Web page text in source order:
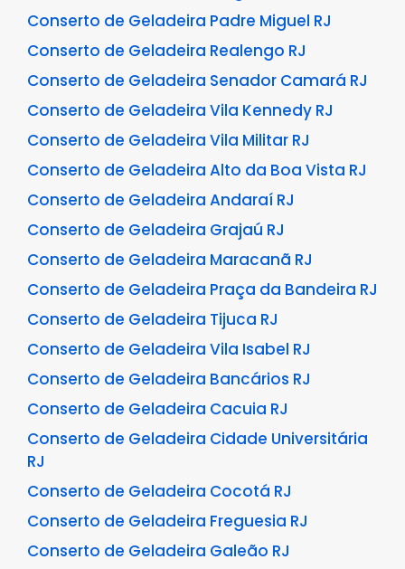
Conserto de Geladeira Padre Miguel RJ
Conserto de Geladeira Realengo RJ
Conserto de Geladeira Senador Camará RJ
Conserto de Geladeira Vila Kennedy RJ
Conserto de Geladeira Vila Militar RJ
Conserto de Geladeira Alto da Boa Vista RJ
Conserto de Geladeira Andaraí RJ
Conserto de Geladeira Grajaú RJ
Conserto de Geladeira Maracanã RJ
Conserto de Geladeira Praça da Bandeira RJ
Conserto de Geladeira Tijuca RJ
Conserto de Geladeira Vila Isabel RJ
Conserto de Geladeira Bancários RJ
Conserto de Geladeira Cacuia RJ
Conserto de Geladeira Cidade Universitária
RJ
Conserto de Geladeira Cocotá RJ
Conserto de Geladeira Freguesia RJ
Conserto de Geladeira Galeão RJ